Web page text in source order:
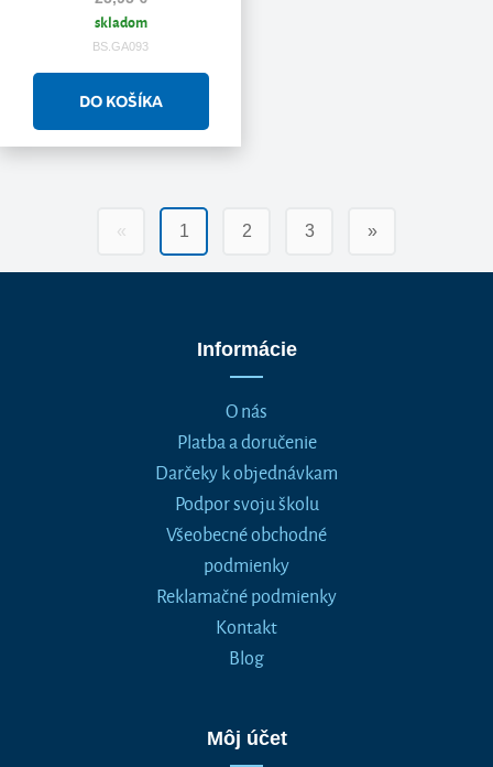
skladom
BS.GA093
« 1 2 3 »
Informácie
O nás
Platba a doručenie
Darčeky k objednávkam
Podpor svoju školu
Všeobecné obchodné
podmienky
Reklamačné podmienky
Kontakt
Blog
Môj účet